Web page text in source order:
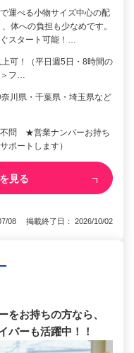
運べる小物サイズ中心の配
体への負担も少なめです。
スタート可能！…
可！（平日週5日・8時間の
＞フ…
川県・千葉県・埼玉県など
問 ★営業ナンバーお持ち
ポートします）
見る
08 掲載終了日： 2026/10/02
をお持ちの方なら、
バーも活躍中！！